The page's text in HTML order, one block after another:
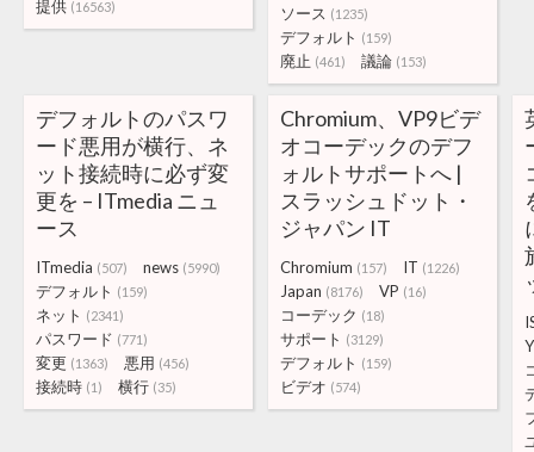
提供 (16563) ソース (1235)
デフォルト (159)
廃止 (461) 議論 (153)
デフォルトのパスワ
ード悪用が横行、ネ
ット接続時に必ず変
更を – ITmedia ニュ
ース
ITmedia (507) news (5990)
デフォルト (159)
ネット (2341)
パスワード (771)
変更 (1363) 悪用 (456)
接続時 (1) 横行 (35)
Chromium、VP9ビデ
オコーデックのデフ
ォルトサポートへ |
スラッシュドット・
ジャパン IT
Chromium (157) IT (1226)
Japan (8176) VP (16)
コーデック (18)
サポート (3129)
デフォルト (159)
ビデオ (574)